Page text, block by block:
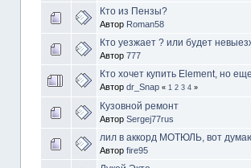
Кто из Пензы?
Автор Roman58
Кто уезжает ? или будет
Автор 777
Кто хочет купить Element, но
Автор dr_Snap « 1 2 3 4»
Кузовной ремонт
Автор Sergej77rus
лил в аккорд МОТЮЛЬ, вот
Автор fire95